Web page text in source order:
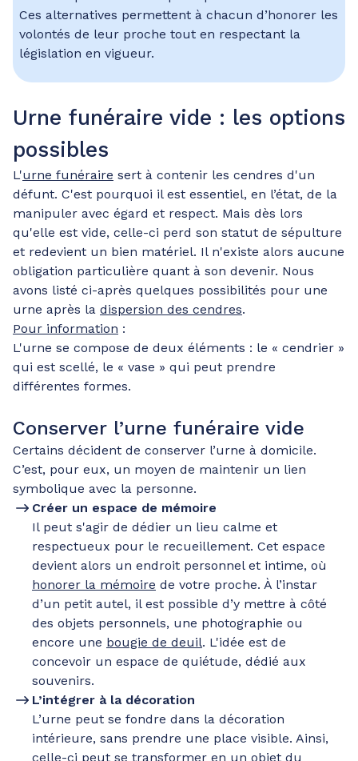
Ces alternatives permettent à chacun d’honorer les
volontés de leur proche tout en respectant la
législation en vigueur.
Urne funéraire vide : les options
possibles
L'urne funéraire sert à contenir les cendres d'un
défunt. C'est pourquoi il est essentiel, en l’état, de la
manipuler avec égard et respect. Mais dès lors
qu'elle est vide, celle-ci perd son statut de sépulture
et redevient un bien matériel. Il n'existe alors aucune
obligation particulière quant à son devenir. Nous
avons listé ci-après quelques possibilités pour une
urne après la dispersion des cendres.
Pour information :
L'urne se compose de deux éléments : le « cendrier »
qui est scellé, le « vase » qui peut prendre
différentes formes.
Conserver l’urne funéraire vide
Certains décident de conserver l’urne à domicile.
C’est, pour eux, un moyen de maintenir un lien
symbolique avec la personne.
Créer un espace de mémoire
Il peut s'agir de dédier un lieu calme et
respectueux pour le recueillement. Cet espace
devient alors un endroit personnel et intime, où
honorer la mémoire de votre proche. À l’instar
d’un petit autel, il est possible d’y mettre à côté
des objets personnels, une photographie ou
encore une bougie de deuil. L'idée est de
concevoir un espace de quiétude, dédié aux
souvenirs.
L’intégrer à la décoration
L’urne peut se fondre dans la décoration
intérieure, sans prendre une place visible. Ainsi,
celle-ci peut se transformer en un objet du